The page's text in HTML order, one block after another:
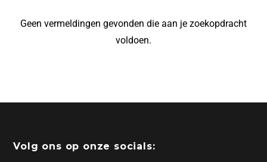
Geen vermeldingen gevonden die aan je zoekopdracht
voldoen.
Volg ons op onze socials: